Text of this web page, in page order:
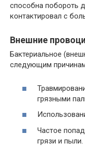
способна побороть
контактировал с
Внешние
Бактериальное
следующим
грязными
Частое
грязи и пыли.